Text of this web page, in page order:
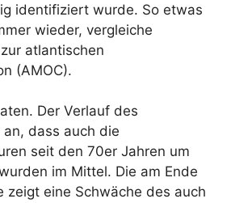
identifiziert wurde. So etwas
wieder, vergleiche
atlantischen
(AMOC).
Der Verlauf des
dass auch die
seit den 70er Jahren um
im Mittel. Die am Ende
zeigt eine Schwäche des auch